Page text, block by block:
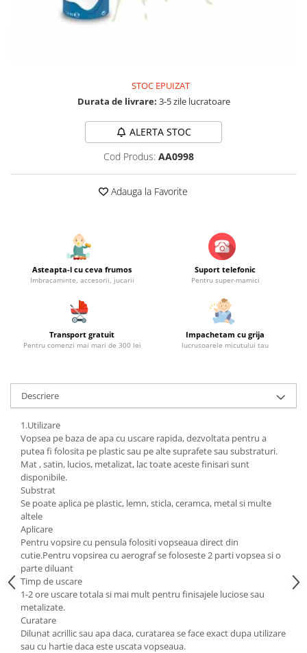
Jucarii si jocuri exterior
Machete auto Diecast
Masini, trenuri, avioane
Masinute Radiocomanda
Biciclete fara pedale
Role, patine cu rotile
Organizatoare
STOC EPUIZAT
Durata de livrare: 3-5 zile lucratoare
ALERTA STOC
Cod Produs: AA0998
Adauga la Favorite
Asteapta-l cu ceva frumos
Imbracaminte, accesorii, jucarii
Suport telefonic
Pentru super-mamici
Transport gratuit
Pentru comenzi mai mari de 300 lei
Impachetam cu grija
lucrusoarele micutului tau
Descriere
1.Utilizare
Vopsea pe baza de apa cu uscare rapida, dezvoltata pentru a
putea fi folosita pe plastic sau pe alte suprafete sau substraturi.
Mat , satin, lucios, metalizat, lac toate aceste finisari sunt
disponibile.
Substrat
Se poate aplica pe plastic, lemn, sticla, ceramca, metal si multe
altele
Aplicare
Pentru vopsire cu pensula folositi vopseaua direct din
cutie.Pentru vopsirea cu aerograf se foloseste 2 parti vopsea si o
parte diluant
Timp de uscare
1-2 ore uscare totala si mai mult pentru finisajele luciose sau
metalizate.
Curatare
Dilunat acrillic sau apa daca, curatarea se face exact dupa utilizare
sau cu hartie daca este uscata vopseaua.